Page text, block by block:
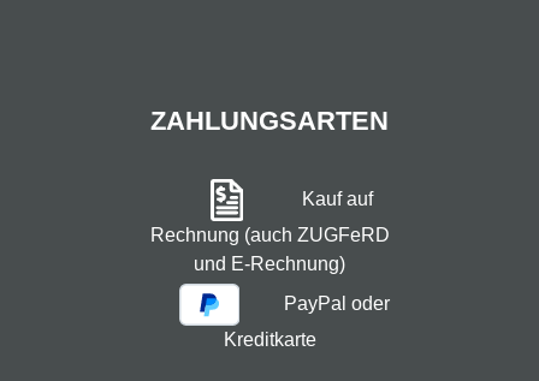
ZAHLUNGSARTEN
Kauf auf
Rechnung (auch ZUGFeRD
und E-Rechnung)
PayPal oder
Kreditkarte